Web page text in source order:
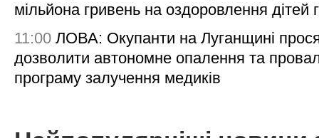
мільйона гривень на оздоровлення дітей
11:00 ЛОВА: Окупанти на Луганщині
дозволити автономне опалення та
програму залучення медиків